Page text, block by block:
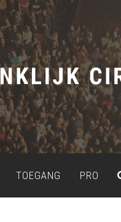
TOEGANG PRO